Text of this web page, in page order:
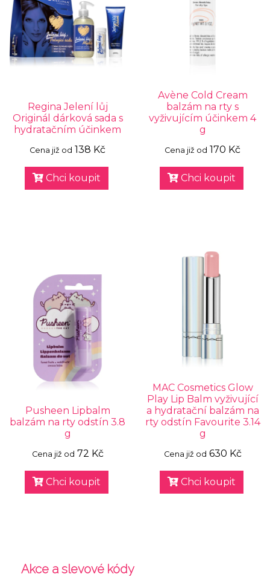
Regina Jelení lůj
Originál dárková sada s
hydratačním účinkem
Cena již od 138 Kč
Chci koupit
Avène Cold Cream
balzám na rty s
vyživujícím účinkem 4
g
Cena již od 170 Kč
Chci koupit
Pusheen Lipbalm
balzám na rty odstín 3.8
g
Cena již od 72 Kč
Chci koupit
MAC Cosmetics Glow
Play Lip Balm vyživující
a hydratační balzám na
rty odstín Favourite 3.14
g
Cena již od 630 Kč
Chci koupit
Akce a slevové kódy